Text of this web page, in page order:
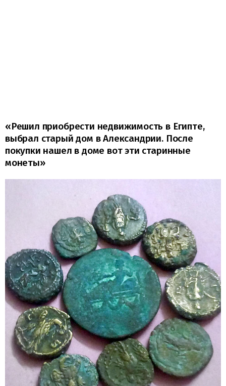
«Решил приобрести недвижимость в Египте,
выбрал старый дом в Александрии. После
покупки нашел в доме вот эти старинные
монеты»